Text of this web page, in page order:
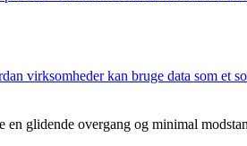
virksomheder kan bruge data som et
glidende overgang og minimal